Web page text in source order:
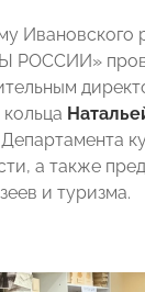
Ивановского
РОССИИ»
а также
и туризма.